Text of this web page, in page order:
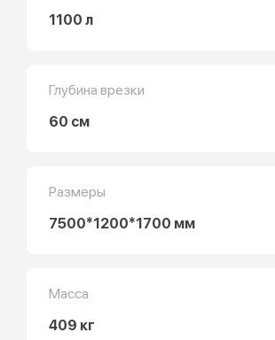
1100 л
Глубина врезки
60 см
Размеры
7500*1200*1700 мм
Масса
409 кг